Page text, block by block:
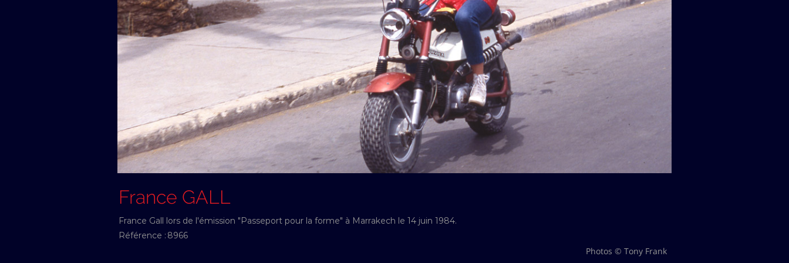
France GALL
France Gall lors de l'émission "Passeport pour la forme" à Marrakech le 14 juin 1984.
Référence : 8966
Photos © Tony Frank